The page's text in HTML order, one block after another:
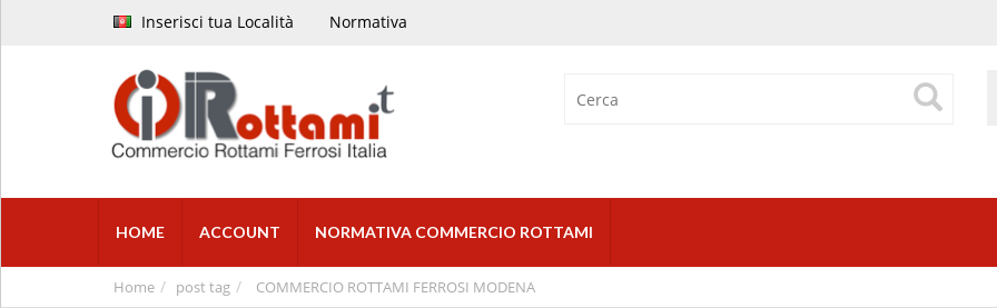
Inserisci tua Località Normativa
HOME ACCOUNT NORMATIVA COMMERCIO ROTTAMI
Home post tag COMMERCIO ROTTAMI FERROSI MODENA